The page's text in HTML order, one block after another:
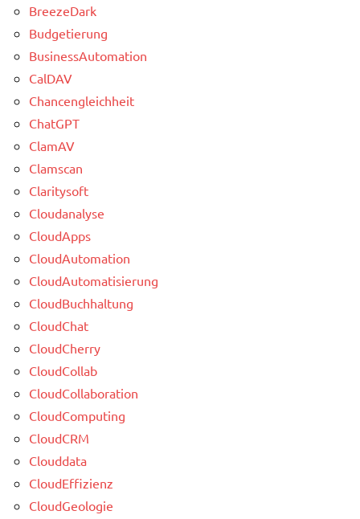
BreezeDark
Budgetierung
BusinessAutomation
CalDAV
Chancengleichheit
ChatGPT
ClamAV
Clamscan
Claritysoft
Cloudanalyse
CloudApps
CloudAutomation
CloudAutomatisierung
CloudBuchhaltung
CloudChat
CloudCherry
CloudCollab
CloudCollaboration
CloudComputing
CloudCRM
Clouddata
CloudEffizienz
CloudGeologie